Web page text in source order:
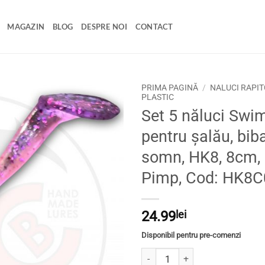
MAGAZIN BLOG DESPRE NOI CONTACT
Adaugă
la
PRIMA PAGINĂ / NALUCI
PLASTIC
Set 5 năluci
pentru șalău,
somn, HK8,
Pimp, Cod:
24.99lei
Disponibil pentru pre-comenzi
Cantitate Set 5 năluci Swimbait-